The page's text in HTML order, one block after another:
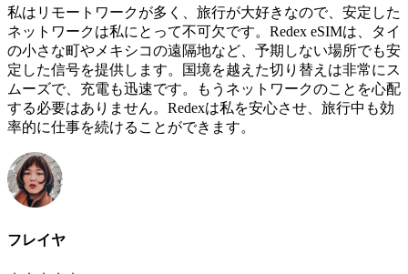
私はリモートワークが多く、旅行が大好きなので、安定した
ネットワークは私にとって不可欠です。Redex eSIMは、タイ
の小さな町やメキシコの遠隔地など、予期しない場所でも安
定した信号を提供します。国境を越えた切り替えは非常にス
ムーズで、充電も迅速です。もうネットワークのことを心配
する必要はありません。Redexは私を安心させ、旅行中も効
率的に仕事を続けることができます。
フレイヤ